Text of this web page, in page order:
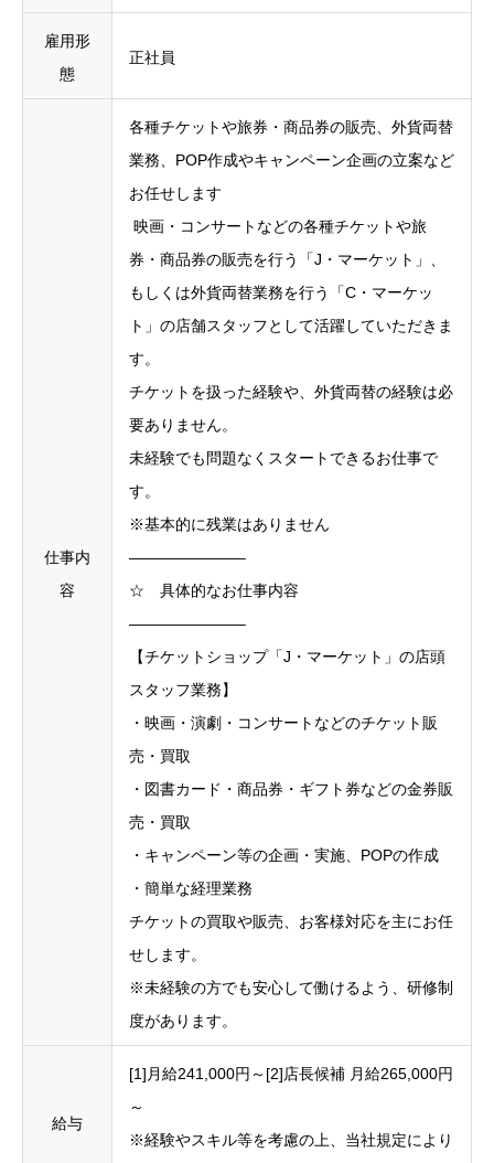
雇用形
態
正社員
仕事内
容
各種チケットや旅券・商品券の販売、外貨両替
業務、POP作成やキャンペーン企画の立案など
お任せします
映画・コンサートなどの各種チケットや旅
券・商品券の販売を行う「J・マーケット」、
もしくは外貨両替業務を行う「C・マーケッ
ト」の店舗スタッフとして活躍していただきま
す。
チケットを扱った経験や、外貨両替の経験は必
要ありません。
未経験でも問題なくスタートできるお仕事で
す。
※基本的に残業はありません
———————–
☆ 具体的なお仕事内容
———————–
【チケットショップ「J・マーケット」の店頭
スタッフ業務】
・映画・演劇・コンサートなどのチケット販
売・買取
・図書カード・商品券・ギフト券などの金券販
売・買取
・キャンペーン等の企画・実施、POPの作成
・簡単な経理業務
チケットの買取や販売、お客様対応を主にお任
せします。
※未経験の方でも安心して働けるよう、研修制
度があります。
給与
[1]月給241,000円～[2]店長候補 月給265,000円
～
※経験やスキル等を考慮の上、当社規定により